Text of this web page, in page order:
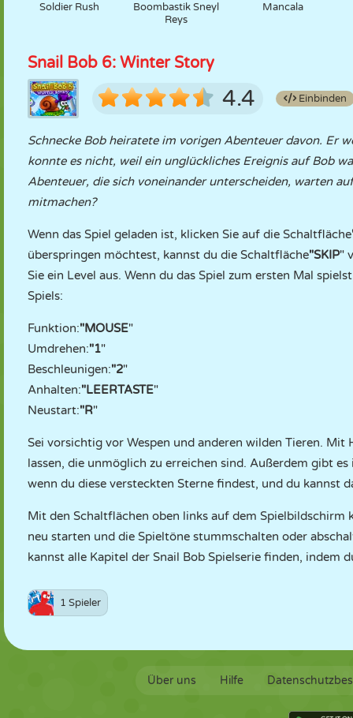
Soldier Rush
Boombastik Sneyl
Reys
Mancala
Snail Bob 6: Winter Story
4.4 Einbinden
Schnecke Bob heiratete im vorigen Abenteuer davon. Er
konnte es nicht, weil ein unglückliches Ereignis auf Bob
Abenteuer, die sich voneinander unterscheiden, warten
mitmachen?
Wenn das Spiel geladen ist, klicken Sie auf die Schaltfläche
überspringen möchtest, kannst du die Schaltfläche"SKIP"
Sie ein Level aus. Wenn du das Spiel zum ersten Mal
Spiels:
Funktion:"MOUSE"
Umdrehen:"1"
Beschleunigen:"2"
Anhalten:"LEERTASTE"
Neustart:"R"
Sei vorsichtig vor Wespen und anderen wilden Tieren.
lassen, die unmöglich zu erreichen sind. Außerdem gibt
wenn du diese versteckten Sterne findest, und du kannst
Mit den Schaltflächen oben links auf dem Spielbildschirm
neu starten und die Spieltöne stummschalten oder
kannst alle Kapitel der Snail Bob Spielserie finden, indem
1 Spieler
Über uns Hilfe